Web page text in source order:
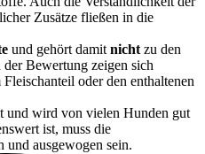
Zusätze fließen in die
und gehört damit nicht zu den
Bewertung zeigen sich
oder den enthaltenen
und wird von vielen Hunden gut
ist, muss die
und ausgewogen sein.